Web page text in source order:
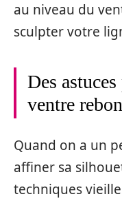
au niveau du
sculpter votre
Des
ventre
Quand on a un
affiner sa
techniques